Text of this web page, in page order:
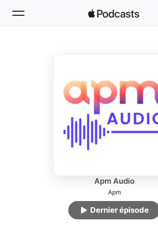
Nouveautés
Classements
Apm Audio
Apm
Dernier épisode